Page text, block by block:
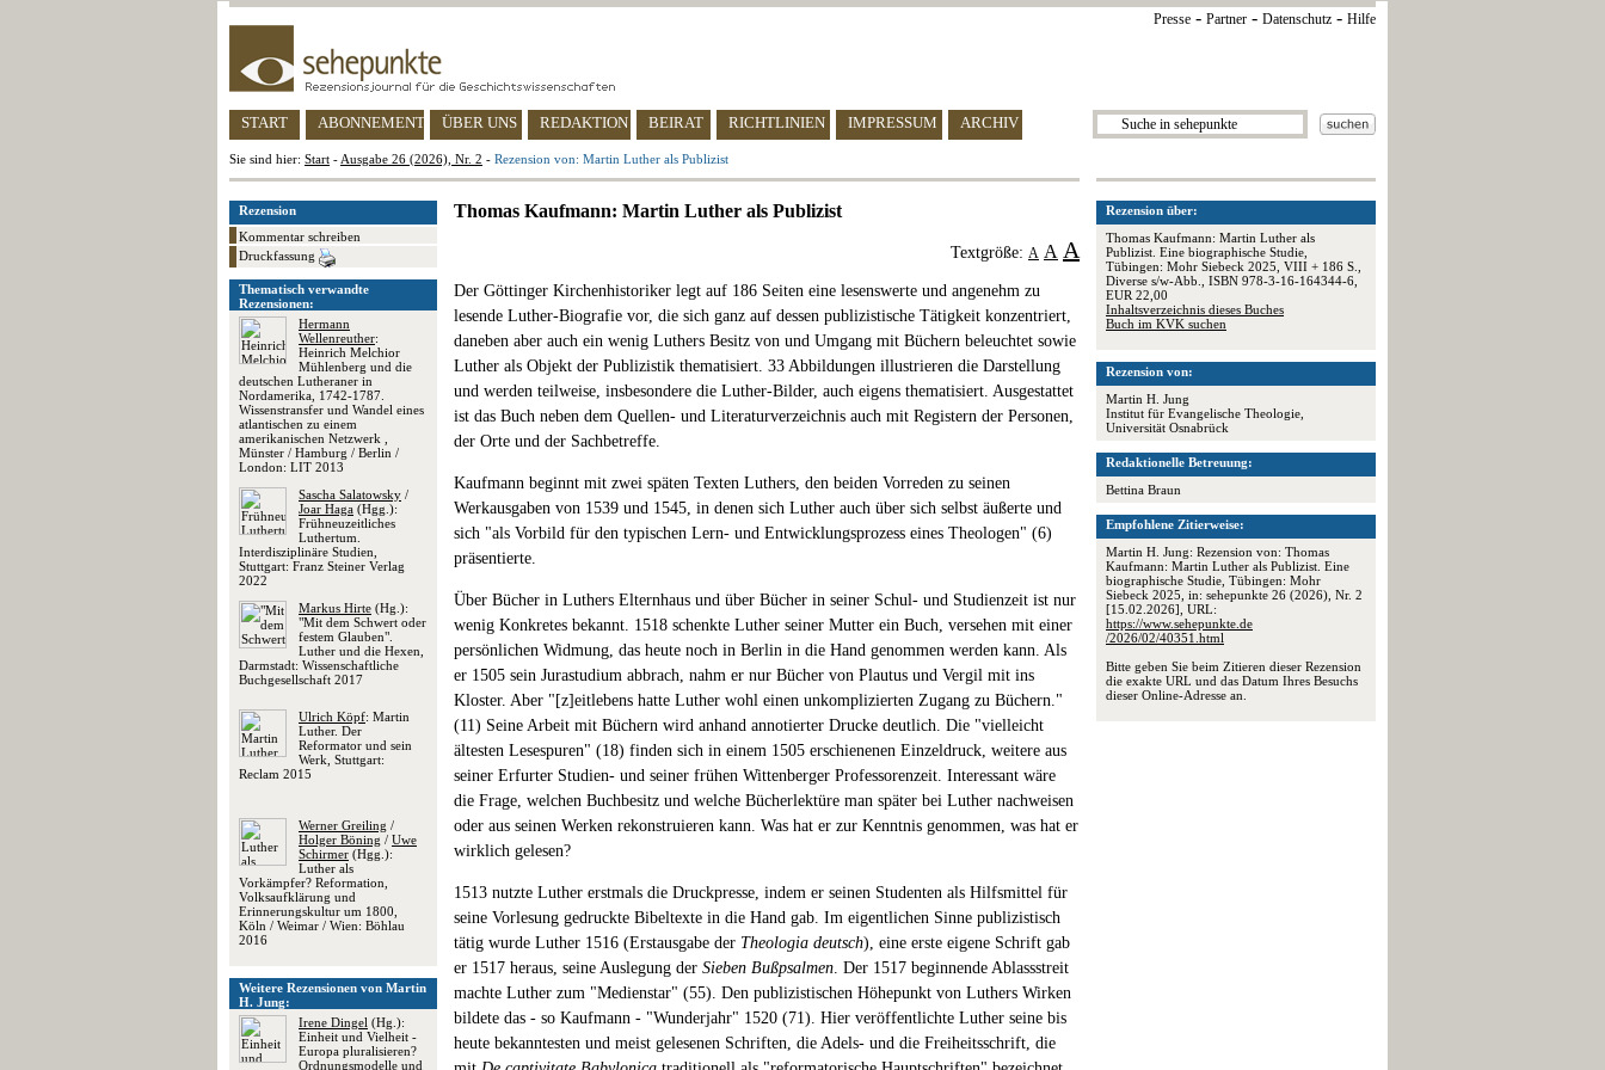
Presse - Partner - Datenschutz - Hilfe
START ABONNEMENT ÜBER UNS REDAKTION BEIRAT RICHTLINIEN IMPRESSUM ARCHIV
Sie sind hier: Start - Ausgabe 26 (2026), Nr. 2 - Rezension von: Martin Luther als Publizist
Rezension über:
Thomas Kaufmann: Martin Luther als
Publizist. Eine biographische Studie,
Tübingen: Mohr Siebeck 2025, VIII + 186 S.,
Diverse s/w-Abb., ISBN 978-3-16-164344-6,
EUR 22,00
Inhaltsverzeichnis dieses Buches
Buch im KVK suchen
Rezension von:
Martin H. Jung
Institut für Evangelische Theologie,
Universität Osnabrück
Redaktionelle Betreuung:
Bettina Braun
Empfohlene Zitierweise:
Martin H. Jung: Rezension von: Thomas
Kaufmann: Martin Luther als Publizist. Eine
biographische Studie, Tübingen: Mohr
Siebeck 2025, in: sehepunkte 26 (2026), Nr. 2
[15.02.2026], URL:
https://www.sehepunkte.de
/2026/02/40351.html
Bitte geben Sie beim Zitieren dieser Rezension
die exakte URL und das Datum Ihres Besuchs
dieser Online-Adresse an.
Rezension
Kommentar schreiben
Druckfassung
Thematisch verwandte
Rezensionen:
Hermann
Wellenreuther:
Heinrich Melchior
Mühlenberg und die
deutschen Lutheraner in
Nordamerika, 1742-1787.
Wissenstransfer und Wandel eines
atlantischen zu einem
amerikanischen Netzwerk ,
Münster / Hamburg / Berlin /
London: LIT 2013
Sascha Salatowsky /
Joar Haga (Hgg.):
Frühneuzeitliches
Luthertum.
Interdisziplinäre Studien,
Stuttgart: Franz Steiner Verlag
2022
Markus Hirte (Hg.):
"Mit dem Schwert oder
festem Glauben".
Luther und die Hexen,
Darmstadt: Wissenschaftliche
Buchgesellschaft 2017
Ulrich Köpf: Martin
Luther. Der
Reformator und sein
Werk, Stuttgart:
Reclam 2015
Werner Greiling /
Holger Böning / Uwe
Schirmer (Hgg.):
Luther als
Vorkämpfer? Reformation,
Volksaufklärung und
Erinnerungskultur um 1800,
Köln / Weimar / Wien: Böhlau
2016
Weitere Rezensionen von Martin
H. Jung:
Irene Dingel (Hg.):
Einheit und Vielheit -
Europa pluralisieren?
Ordnungsmodelle und
Thomas Kaufmann: Martin Luther als Publizist
Textgröße: A A A
Der Göttinger Kirchenhistoriker legt auf 186 Seiten eine lesenswerte und angenehm zu
lesende Luther-Biografie vor, die sich ganz auf dessen publizistische Tätigkeit konzentriert,
daneben aber auch ein wenig Luthers Besitz von und Umgang mit Büchern beleuchtet sowie
Luther als Objekt der Publizistik thematisiert. 33 Abbildungen illustrieren die Darstellung
und werden teilweise, insbesondere die Luther-Bilder, auch eigens thematisiert. Ausgestattet
ist das Buch neben dem Quellen- und Literaturverzeichnis auch mit Registern der Personen,
der Orte und der Sachbetreffe.
Kaufmann beginnt mit zwei späten Texten Luthers, den beiden Vorreden zu seinen
Werkausgaben von 1539 und 1545, in denen sich Luther auch über sich selbst äußerte und
sich "als Vorbild für den typischen Lern- und Entwicklungsprozess eines Theologen" (6)
präsentierte.
Über Bücher in Luthers Elternhaus und über Bücher in seiner Schul- und Studienzeit ist nur
wenig Konkretes bekannt. 1518 schenkte Luther seiner Mutter ein Buch, versehen mit einer
persönlichen Widmung, das heute noch in Berlin in die Hand genommen werden kann. Als
er 1505 sein Jurastudium abbrach, nahm er nur Bücher von Plautus und Vergil mit ins
Kloster. Aber "[z]eitlebens hatte Luther wohl einen unkomplizierten Zugang zu Büchern."
(11) Seine Arbeit mit Büchern wird anhand annotierter Drucke deutlich. Die "vielleicht
ältesten Lesespuren" (18) finden sich in einem 1505 erschienenen Einzeldruck, weitere aus
seiner Erfurter Studien- und seiner frühen Wittenberger Professorenzeit. Interessant wäre
die Frage, welchen Buchbesitz und welche Bücherlektüre man später bei Luther nachweisen
oder aus seinen Werken rekonstruieren kann. Was hat er zur Kenntnis genommen, was hat er
wirklich gelesen?
1513 nutzte Luther erstmals die Druckpresse, indem er seinen Studenten als Hilfsmittel für
seine Vorlesung gedruckte Bibeltexte in die Hand gab. Im eigentlichen Sinne publizistisch
tätig wurde Luther 1516 (Erstausgabe der Theologia deutsch), eine erste eigene Schrift gab
er 1517 heraus, seine Auslegung der Sieben Bußpsalmen. Der 1517 beginnende Ablassstreit
machte Luther zum "Medienstar" (55). Den publizistischen Höhepunkt von Luthers Wirken
bildete das - so Kaufmann - "Wunderjahr" 1520 (71). Hier veröffentlichte Luther seine bis
heute bekanntesten und meist gelesenen Schriften, die Adels- und die Freiheitsschrift, die